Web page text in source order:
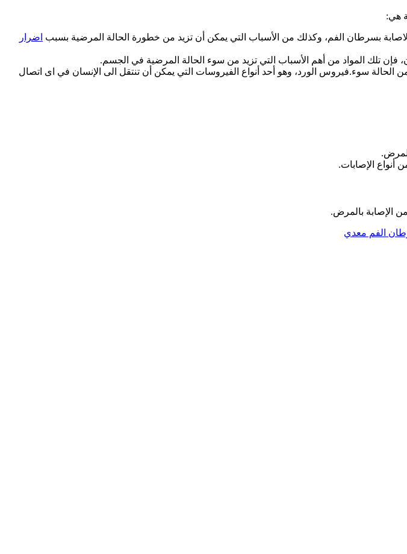
هي:
الاصابة بسرطان الفم، وكذلك من الأسباب التي يمكن أن تزيد من خطورة الحالة المرضية بسبب اضرار
تلك المواد من أهم الأسباب التي تزيد من سوء الحالة المرضية في الجسم.
سوء.فيروس الورد، وهو أحد أنواع الفيروسات التي يمكن أن تنتقل الى الإنسان في اى اتصال
أنواع الإصابات.
الإصابة بالمرض.
الفم معدي